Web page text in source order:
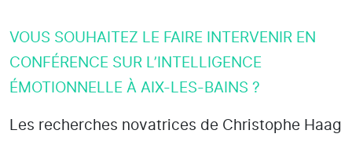
VOUS SOUHAITEZ LE FAIRE INTERVENIR EN
CONFÉRENCE SUR L’INTELLIGENCE
ÉMOTIONNELLE À AIX-LES-BAINS ?
Les recherches novatrices de Christophe Haag